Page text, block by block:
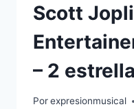
Scott
– 2
Porexpresionmusical